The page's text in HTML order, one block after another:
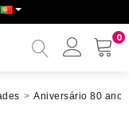
0
Minha
> Aniversário 80 anos